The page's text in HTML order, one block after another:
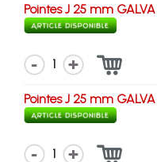
Pointes J 25 mm GALVA
1
Pointes J 25 mm GALVA
1